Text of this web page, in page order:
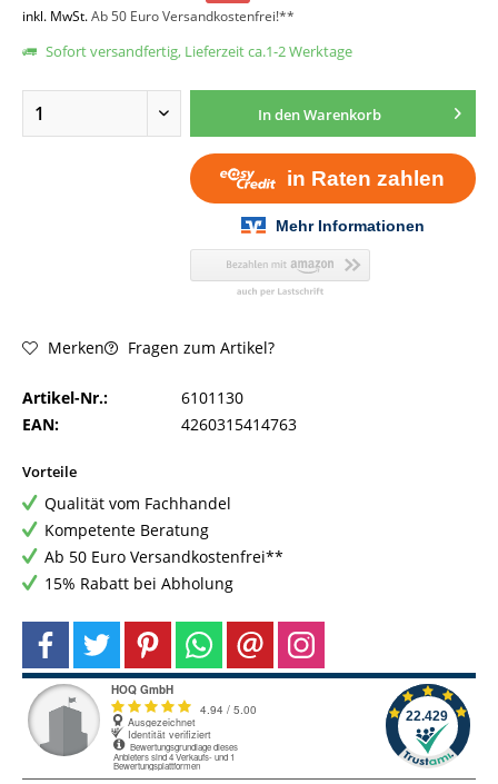
inkl. MwSt.Ab 50 Euro Versandkostenfrei!**
Sofort versandfertig, Lieferzeit ca.1-2 Werktage
In denWarenkorb
Merken Fragen zum Artikel?
Artikel-Nr.:
6101130
EAN:
4260315414763
Vorteile
Qualität vom Fachhandel
Kompetente Beratung
Ab 50 Euro Versandkostenfrei**
15% Rabatt bei Abholung